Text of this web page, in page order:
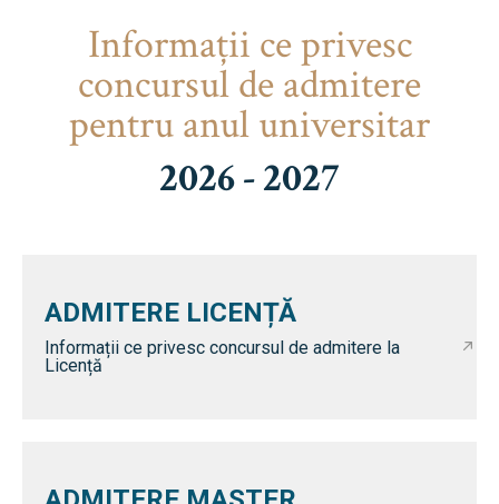
Informaţii ce privesc
concursul de admitere
pentru anul universitar
2026 - 2027
ADMITERE LICENȚĂ
Informații ce privesc concursul de admitere la
Licență